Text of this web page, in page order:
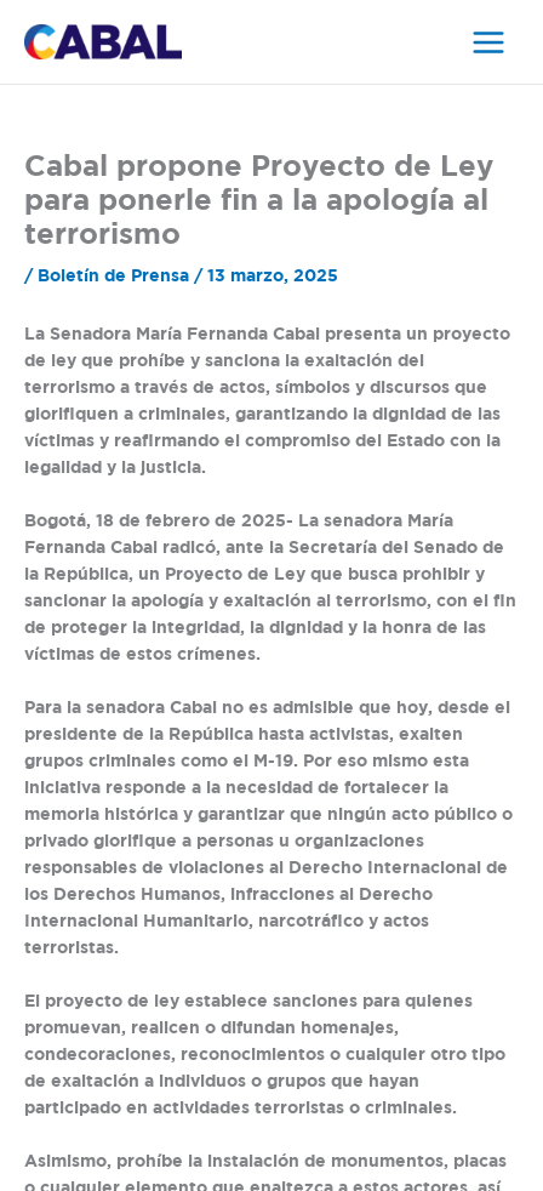
Cabal propone Proyecto de Ley
para ponerle fin a la apología al
terrorismo
/ Boletín de Prensa / 13 marzo, 2025
La Senadora María Fernanda Cabal presenta un proyecto
de ley que prohíbe y sanciona la exaltación del
terrorismo a través de actos, símbolos y discursos que
glorifiquen a criminales, garantizando la dignidad de las
víctimas y reafirmando el compromiso del Estado con la
legalidad y la justicia.
Bogotá, 18 de febrero de 2025- La senadora María
Fernanda Cabal radicó, ante la Secretaría del Senado de
la República, un Proyecto de Ley que busca prohibir y
sancionar la apología y exaltación al terrorismo, con el fin
de proteger la integridad, la dignidad y la honra de las
víctimas de estos crímenes.
Para la senadora Cabal no es admisible que hoy, desde el
presidente de la República hasta activistas, exalten
grupos criminales como el M-19. Por eso mismo esta
iniciativa responde a la necesidad de fortalecer la
memoria histórica y garantizar que ningún acto público o
privado glorifique a personas u organizaciones
responsables de violaciones al Derecho Internacional de
los Derechos Humanos, infracciones al Derecho
Internacional Humanitario, narcotráfico y actos
terroristas.
El proyecto de ley establece sanciones para quienes
promuevan, realicen o difundan homenajes,
condecoraciones, reconocimientos o cualquier otro tipo
de exaltación a individuos o grupos que hayan
participado en actividades terroristas o criminales.
Asimismo, prohíbe la instalación de monumentos, placas
o cualquier elemento que enaltezca a estos actores, así